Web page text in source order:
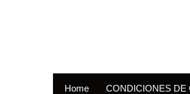
Home
CONDICIONES DE